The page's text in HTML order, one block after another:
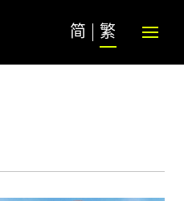
简 繁